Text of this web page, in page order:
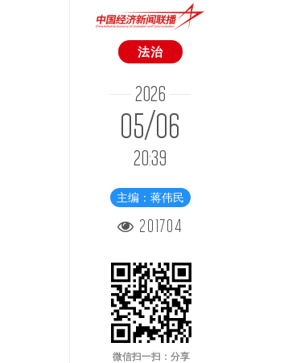
法治
2026
05/06
20:39
主编：蒋伟民
201704
微信扫一扫：分享